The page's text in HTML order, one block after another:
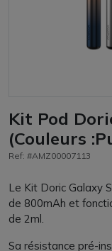
Kit Pod
(Couleurs
Ref: #AMZ00007113
Le Kit Doric Galaxy
de 800mAh et
de 2ml.
Sa résistance pré-